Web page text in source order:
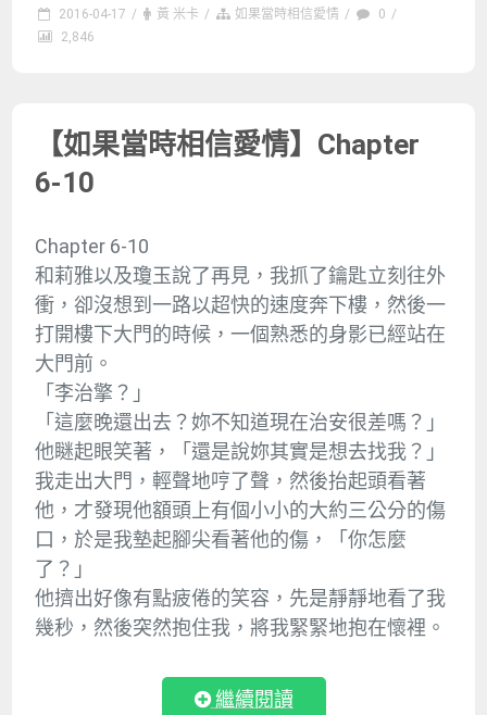
2016-04-17 / 黃 米卡 / 如果當時相信愛情 / 0 /
2,846
【如果當時相信愛情】Chapter
6-10
Chapter 6-10
和莉雅以及瓊玉說了再見，我抓了鑰匙立刻往外
衝，卻沒想到一路以超快的速度奔下樓，然後一
打開樓下大門的時候，一個熟悉的身影已經站在
大門前。
「李治擎？」
「這麼晚還出去？妳不知道現在治安很差嗎？」
他瞇起眼笑著，「還是說妳其實是想去找我？」
我走出大門，輕聲地哼了聲，然後抬起頭看著
他，才發現他額頭上有個小小的大約三公分的傷
口，於是我墊起腳尖看著他的傷，「你怎麼
了？」
他擠出好像有點疲倦的笑容，先是靜靜地看了我
幾秒，然後突然抱住我，將我緊緊地抱在懷裡。
繼續閱讀